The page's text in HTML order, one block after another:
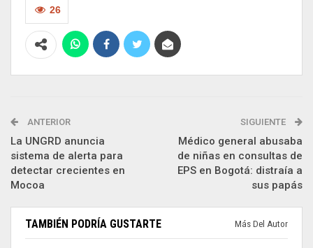
26
ANTERIOR
La UNGRD anuncia
sistema de alerta para
detectar crecientes en
Mocoa
SIGUIENTE
Médico general abusaba
de niñas en consultas de
EPS en Bogotá: distraía a
sus papás
TAMBIÉN PODRÍA GUSTARTE Más Del Autor